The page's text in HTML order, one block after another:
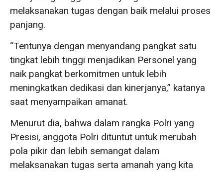
melaksanakan tugas dengan baik melalui proses
panjang.
“Tentunya dengan menyandang pangkat satu
tingkat lebih tinggi menjadikan Personel yang
naik pangkat berkomitmen untuk lebih
meningkatkan dedikasi dan kinerjanya,” katanya
saat menyampaikan amanat.
Menurut dia, bahwa dalam rangka Polri yang
Presisi, anggota Polri dituntut untuk merubah
pola pikir dan lebih semangat dalam
melaksanakan tugas serta amanah yang kita